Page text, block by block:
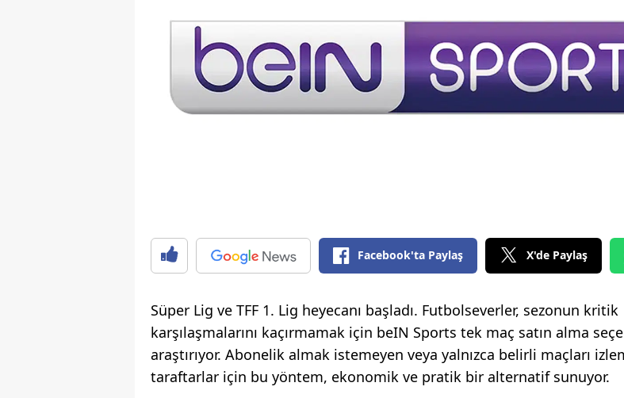
Facebook'ta Paylaş X'de Paylaş
Süper Lig ve TFF 1. Lig heyecanı başladı. Futbolseverler, sezonun kritik
karşılaşmalarını kaçırmamak için beIN Sports tek maç satın alma
araştırıyor. Abonelik almak istemeyen veya yalnızca belirli maçları
taraftarlar için bu yöntem, ekonomik ve pratik bir alternatif sunuyor.